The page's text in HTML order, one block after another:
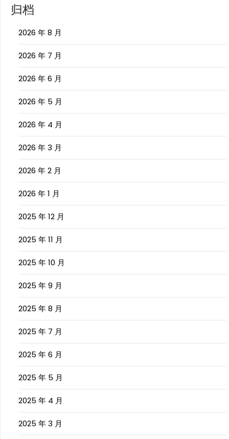
归档
2026 年 8 月
2026 年 7 月
2026 年 6 月
2026 年 5 月
2026 年 4 月
2026 年 3 月
2026 年 2 月
2026 年 1 月
2025 年 12 月
2025 年 11 月
2025 年 10 月
2025 年 9 月
2025 年 8 月
2025 年 7 月
2025 年 6 月
2025 年 5 月
2025 年 4 月
2025 年 3 月